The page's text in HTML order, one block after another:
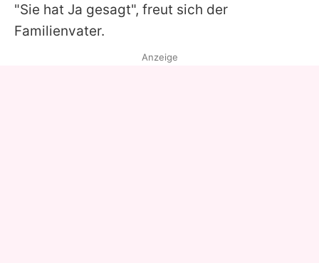
"Sie hat Ja gesagt", freut sich der
Familienvater.
Anzeige